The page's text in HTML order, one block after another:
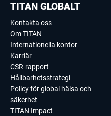
TITAN GLOBALT
Kontakta oss
Om TITAN
Internationella kontor
Karriär
CSR-rapport
Hållbarhetsstrategi
Policy för global hälsa och
säkerhet
TITAN Impact